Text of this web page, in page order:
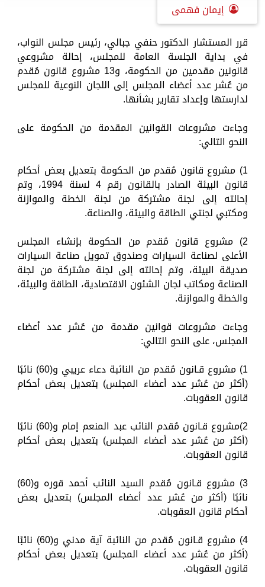
إيمان فهمى
قرر المستشار الدكتور حنفي جبالي، رئيس مجلس النواب،
في بداية الجلسة العامة للمجلس، إحالة مشروعي
قانونين مقدمين من الحكومة، و13 مشروع قانون مُقدم
من عُشر عدد أعضاء المجلس إلى اللجان النوعية للمجلس
لدارستها وإعداد تقارير بشأنها.
وجاءت مشروعات القوانين المقدمة من الحكومة على
النحو التالي:
1) مشروع قانون مُقدم من الحكومة بتعديل بعض أحكام
قانون البيئة الصادر بالقانون رقم 4 لسنة 1994، وتم
إحالته إلى لجنة مشتركة من لجنة الخطة والموازنة
ومكتبي لجنتي الطاقة والبيئة، والصناعة.
2) مشروع قانون مُقدم من الحكومة بإنشاء المجلس
الأعلى لصناعة السيارات وصندوق تمويل صناعة السيارات
صديقة البيئة، وتم إحالته إلى لجنة مشتركة من لجنة
الصناعة ومكاتب لجان الشئون الاقتصادية، الطاقة والبيئة،
والخطة والموازنة.
وجاءت مشروعات قوانين مقدمة من عُشر عدد أعضاء
المجلس، على النحو التالي:
1) مشروع قـانون مُقدم من النائبة دعاء عريبي و(60) نائبًا
(أكثر من عُشر عدد أعضاء المجلس) بتعديل بعض أحكام
قانون العقوبات.
2)مشروع قـانون مُقدم النائب عبد المنعم إمام و(60) نائبًا
(أكثر من عُشر عدد أعضاء المجلس) بتعديل بعض أحكام
قانون العقوبات.
3) مشروع قـانون مُقدم السيد النائب أحمد قوره و(60)
نائبًا (أكثر من عُشر عدد أعضاء المجلس) بتعديل بعض
أحكام قانون العقوبات.
4) مشروع قـانون مُقدم من النائبة آية مدني و(60) نائبًا
(أكثر من عُشر عدد أعضاء المجلس) بتعديل بعض أحكام
قانون العقوبات.